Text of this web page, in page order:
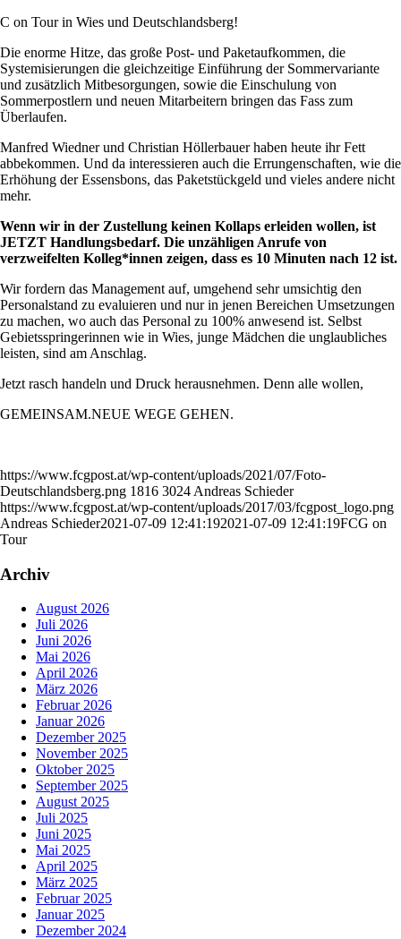
C on Tour in Wies und Deutschlandsberg!
Die enorme Hitze, das große Post- und Paketaufkommen, die
Systemisierungen die gleichzeitige Einführung der Sommervariante
und zusätzlich Mitbesorgungen, sowie die Einschulung von
Sommerpostlern und neuen Mitarbeitern bringen das Fass zum
Überlaufen.
Manfred Wiedner und Christian Höllerbauer haben heute ihr Fett
abbekommen. Und da interessieren auch die Errungenschaften, wie die
Erhöhung der Essensbons, das Paketstückgeld und vieles andere nicht
mehr.
Wenn wir in der Zustellung keinen Kollaps erleiden wollen, ist
JETZT Handlungsbedarf. Die unzähligen Anrufe von
verzweifelten Kolleg*innen zeigen, dass es 10 Minuten nach 12 ist.
Wir fordern das Management auf, umgehend sehr umsichtig den
Personalstand zu evaluieren und nur in jenen Bereichen Umsetzungen
zu machen, wo auch das Personal zu 100% anwesend ist. Selbst
Gebietsspringerinnen wie in Wies, junge Mädchen die unglaubliches
leisten, sind am Anschlag.
Jetzt rasch handeln und Druck herausnehmen. Denn alle wollen,
GEMEINSAM.NEUE WEGE GEHEN.
https://www.fcgpost.at/wp-content/uploads/2021/07/Foto-
Deutschlandsberg.png 1816 3024 Andreas Schieder
https://www.fcgpost.at/wp-content/uploads/2017/03/fcgpost_logo.png
Andreas Schieder2021-07-09 12:41:192021-07-09 12:41:19FCG on
Tour
Archiv
August 2026
Juli 2026
Juni 2026
Mai 2026
April 2026
März 2026
Februar 2026
Januar 2026
Dezember 2025
November 2025
Oktober 2025
September 2025
August 2025
Juli 2025
Juni 2025
Mai 2025
April 2025
März 2025
Februar 2025
Januar 2025
Dezember 2024